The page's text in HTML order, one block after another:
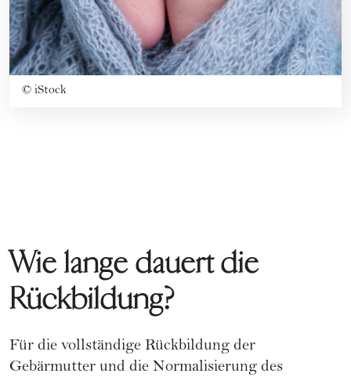
© iStock
Wie lange dauert die
Rückbildung?
Für die vollständige Rückbildung der
Gebärmutter und die Normalisierung des